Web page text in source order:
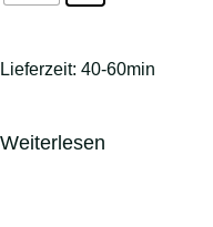
Lieferzeit: 40-60min
Weiterlesen